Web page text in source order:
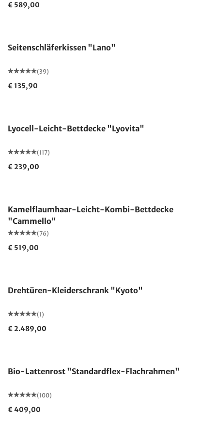
€ 589,00
Seitenschläferkissen "Lano"
(39)
€ 135,90
Lyocell-Leicht-Bettdecke "Lyovita"
(117)
€ 239,00
Kamelflaumhaar-Leicht-Kombi-Bettdecke
"Cammello"
(76)
€ 519,00
Drehtüren-Kleiderschrank "Kyoto"
(1)
€ 2.489,00
Bio-Lattenrost "Standardflex-Flachrahmen"
(100)
€ 409,00